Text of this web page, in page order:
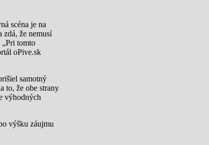
scéna je na
že nemusí
tomto
oPive.sk
samotný
to, že obe strany
výhodných
výšku záujmu